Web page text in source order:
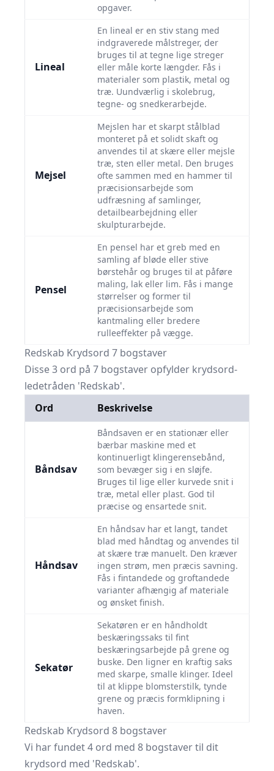
opgaver.
Lineal
En lineal er en stiv stang med
indgraverede målstreger, der
bruges til at tegne lige streger
eller måle korte længder. Fås i
materialer som plastik, metal og
træ. Uundværlig i skolebrug,
tegne- og snedkerarbejde.
Mejsel
Mejslen har et skarpt stålblad
monteret på et solidt skaft og
anvendes til at skære eller mejsle
træ, sten eller metal. Den bruges
ofte sammen med en hammer til
præcisionsarbejde som
udfræsning af samlinger,
detailbearbejdning eller
skulpturarbejde.
Pensel
En pensel har et greb med en
samling af bløde eller stive
børstehår og bruges til at påføre
maling, lak eller lim. Fås i mange
størrelser og former til
præcisionsarbejde som
kantmaling eller bredere
rulleeffekter på vægge.
Redskab Krydsord 7 bogstaver
Disse 3 ord på 7 bogstaver opfylder krydsord-
ledetråden 'Redskab'.
Ord
Beskrivelse
Båndsav
Båndsaven er en stationær eller
bærbar maskine med et
kontinuerligt klingerensebånd,
som bevæger sig i en sløjfe.
Bruges til lige eller kurvede snit i
træ, metal eller plast. God til
præcise og ensartede snit.
Håndsav
En håndsav har et langt, tandet
blad med håndtag og anvendes til
at skære træ manuelt. Den kræver
ingen strøm, men præcis savning.
Fås i fintandede og groftandede
varianter afhængig af materiale
og ønsket finish.
Sekatør
Sekatøren er en håndholdt
beskæringssaks til fint
beskæringsarbejde på grene og
buske. Den ligner en kraftig saks
med skarpe, smalle klinger. Ideel
til at klippe blomsterstilk, tynde
grene og præcis formklipning i
haven.
Redskab Krydsord 8 bogstaver
Vi har fundet 4 ord med 8 bogstaver til dit
krydsord med 'Redskab'.